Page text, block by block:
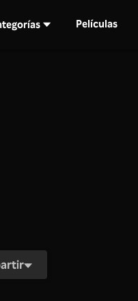
Películas